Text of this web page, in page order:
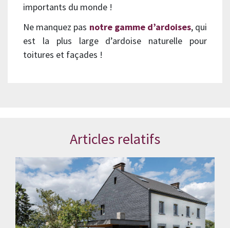
importants du monde !
Ne manquez pas notre gamme d’ardoises, qui
est la plus large d’ardoise naturelle pour
toitures et façades !
Articles relatifs